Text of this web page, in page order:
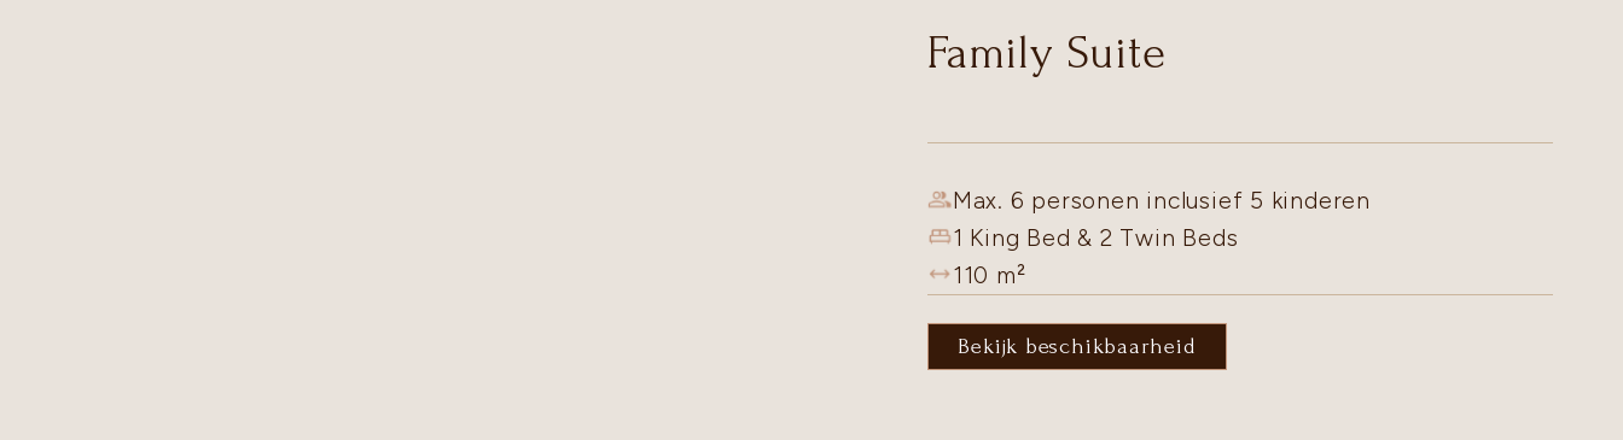
Family Suite
Max. 6 personen inclusief 5 kinderen
1 King Bed & 2 Twin Beds
110 m²
Bekijk beschikbaarheid